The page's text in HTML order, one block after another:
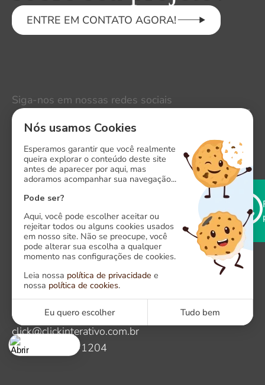
ENTRE EM CONTATO AGORA!
Siga-nos em nossas redes sociais
LinkedIn
Instagram
Facebook
X
Onde estamos
Alameda das Algarobas, 118. CEP: 41820-500
Caminho das Árvores, Salvador - Bahia
Fale com a Click
click@clickinterativo.com.br
+55 71 3341-1204
Nós usamos Cookies
Esperamos garantir que você realmente
queira explorar o conteúdo deste site
antes de aparecer por aqui, mas
adoramos acompanhar sua navegação...
Pode ser?
Aqui, você pode escolher aceitar ou
rejeitar todos ou alguns cookies usados
em nosso site. Não se preocupe, você
pode alterar sua escolha a qualquer
momento nas configurações de cookies.
Leia nossa política de privacidade e
nossa política de cookies.
Eu quero escolher Tudo bem